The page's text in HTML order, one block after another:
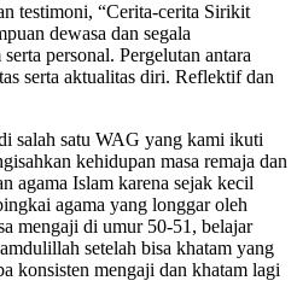
testimoni, “Cerita-cerita Sirikit
dewasa dan segala
personal. Pergelutan antara
serta aktualitas diri. Reflektif dan
salah satu WAG yang kami ikuti
kehidupan masa remaja dan
agama Islam karena sejak kecil
agama yang longgar oleh
mengaji di umur 50-51, belajar
setelah bisa khatam yang
konsisten mengaji dan khatam lagi